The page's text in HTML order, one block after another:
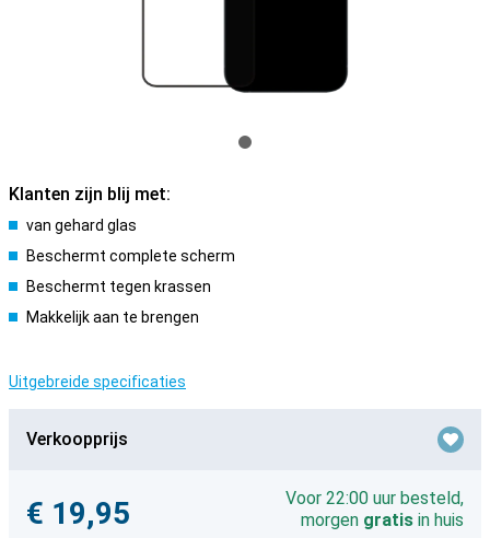
Klanten zijn blij met:
van gehard glas
Beschermt complete scherm
Beschermt tegen krassen
Makkelijk aan te brengen
Uitgebreide specificaties
Verkoopprijs
€ 19,95
Voor 22:00 uur besteld,
morgen gratis in huis